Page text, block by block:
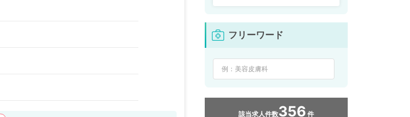
フリーワード
該当求人件数356 件